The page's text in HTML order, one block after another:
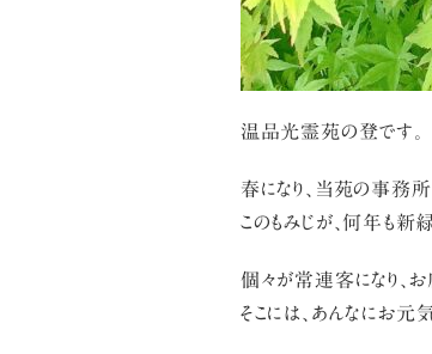
温品光霊苑の登です。
春になり、当苑の事務
このもみじが、何年も新
個々が常連客になり、お
そこには、あんなにお元